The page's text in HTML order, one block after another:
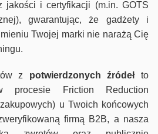
jakości i certyfikacji (m.in. GOTS
gwarantując, że gadżety i
Twojej marki nie narażą Cię
z potwierdzonych źródełto
procesie Friction Reduction
u Twoich końcowych
firmą B2B, a nasza